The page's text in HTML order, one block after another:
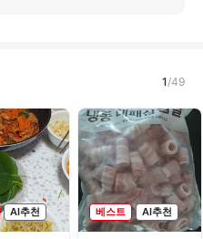
1/49
AI추천 베스트 AI추천